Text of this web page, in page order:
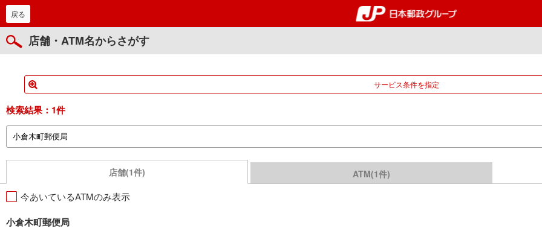
郵便局・日本郵政グループ
戻る
店舗・ATM名からさがす
サービス条件を指定
検索結果： 1件
店舗(1件) ATM(1件)
今あいているATMのみ表示
小倉木町郵便局